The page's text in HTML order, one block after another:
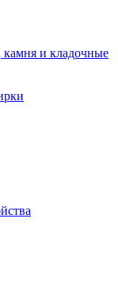
и кладочные